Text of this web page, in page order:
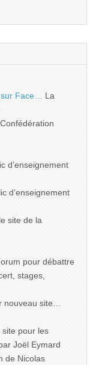
Face…
La
d’enseignement
d’enseignement
le site de la
pour débattre
stages,
nouveau site…
site pour les
Joël Eymard
de Nicolas